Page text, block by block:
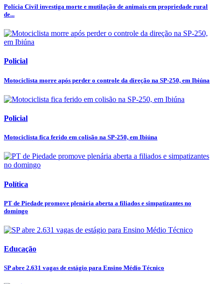
Polícia Civil investiga morte e mutilação de animais em propriedade rural
de...
Policial
Motociclista morre após perder o controle da direção na SP-250, em Ibiúna
Policial
Motociclista fica ferido em colisão na SP-250, em Ibiúna
Política
PT de Piedade promove plenária aberta a filiados e simpatizantes no
domingo
Educação
SP abre 2.631 vagas de estágio para Ensino Médio Técnico